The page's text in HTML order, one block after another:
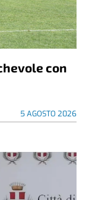
con
5 AGOSTO 2026